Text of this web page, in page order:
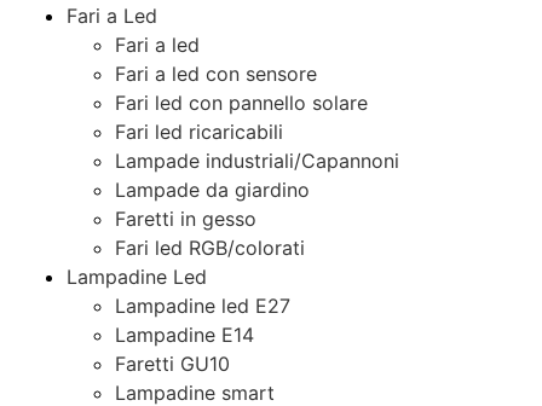
Fari a Led
Fari a led
Fari a led con sensore
Fari led con pannello solare
Fari led ricaricabili
Lampade industriali/Capannoni
Lampade da giardino
Faretti in gesso
Fari led RGB/colorati
Lampadine Led
Lampadine led E27
Lampadine E14
Faretti GU10
Lampadine smart